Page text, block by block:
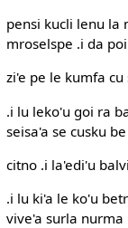
pensi kucli lenu la
mroselspe .i da
zi'e pe le kumfa
.i lu leko'u goi ra
seisa'a se cusku
citno .i la'edi'u
.i lu ki'a le ko'u
vive'a surla nurma